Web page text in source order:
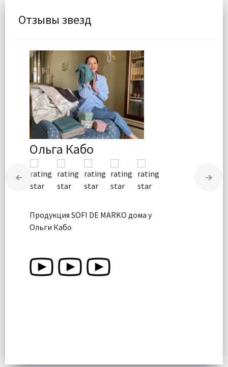
Отзывы звезд
Ольга Кабо
Продукция SOFI DE MARKO дома у
Ольги Кабо